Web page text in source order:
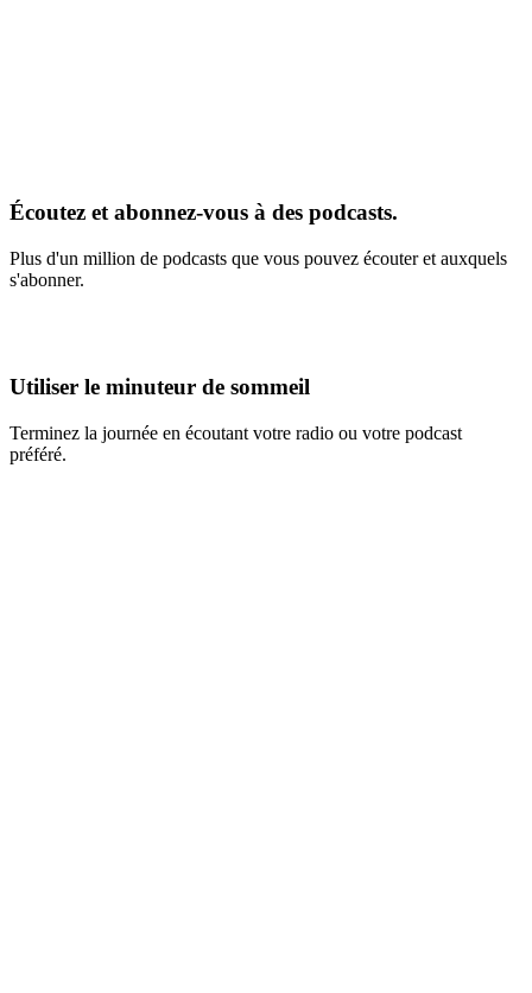
Écoutez et abonnez-vous à des podcasts.
Plus d'un million de podcasts que vous pouvez écouter et auxquels
s'abonner.
Utiliser le minuteur de sommeil
Terminez la journée en écoutant votre radio ou votre podcast
préféré.